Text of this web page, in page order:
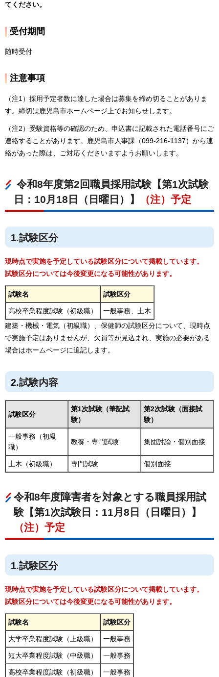
てください。
受付期間
随時受付
注意事項
（注1）採用予定者数に達した場合は募集を締め切ることがありま
す。締切は鹿児島市ホームページ上でお知らせします。
（注2）受験資格等の確認のため、申込書に記載された電話番号にご
連絡することがあります。鹿児島市人事課（099-216-1137）から連
絡があった際は、ご対応くださいますようお願いします。
令和8年度第2回職員採用試験【第1次試験
日：10月18日（日曜日）】
（注）予定
1.試験区分
現時点で実施を予定している試験区分について掲載しています。
試験区分については今後変更になる可能性があります。
試験名 試験区分
高校卒業程度試験（初級職）
一般事務、土木
建築・機械・電気（初級職）、保健師の試験区分について、現時点
で実施予定はありませんが、欠員等が見込まれ、実施の必要がある
場合はホームページに追記します。
2.試験内容
試験区分
第1次試験（筆記試
験）
第2次試験（面接試
験）
一般事務（初級
職）
教養・専門試験 集団討論・個別面接
土木（初級職） 専門試験 個別面接
令和8年度障害者を対象とする職員採用試
験【第1次試験日：11月8日（日曜日）】
（注）予定
1.試験区分
現時点で実施を予定している試験区分について掲載しています。
試験区分については今後変更になる可能性があります。
試験名 試験区分
大学卒業程度試験（上級職） 一般事務
短大卒業程度試験（中級職） 一般事務
高校卒業程度試験（初級職） 一般事務